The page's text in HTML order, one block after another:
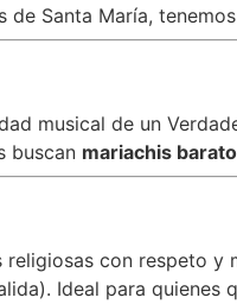
de Santa María,
musical de un
buscan mariachis
religiosas con respeto
Ideal para quienes